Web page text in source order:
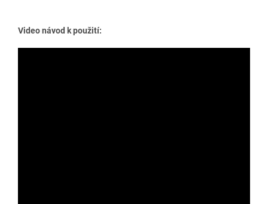
Video návod k použití: